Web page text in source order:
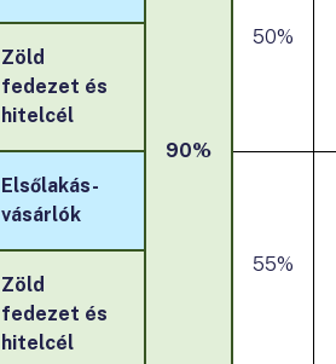
90%
50%
Zöld
fedezet és
hitelcél
Elsőlakás-
vásárlók
55%
Zöld
fedezet és
hitelcél